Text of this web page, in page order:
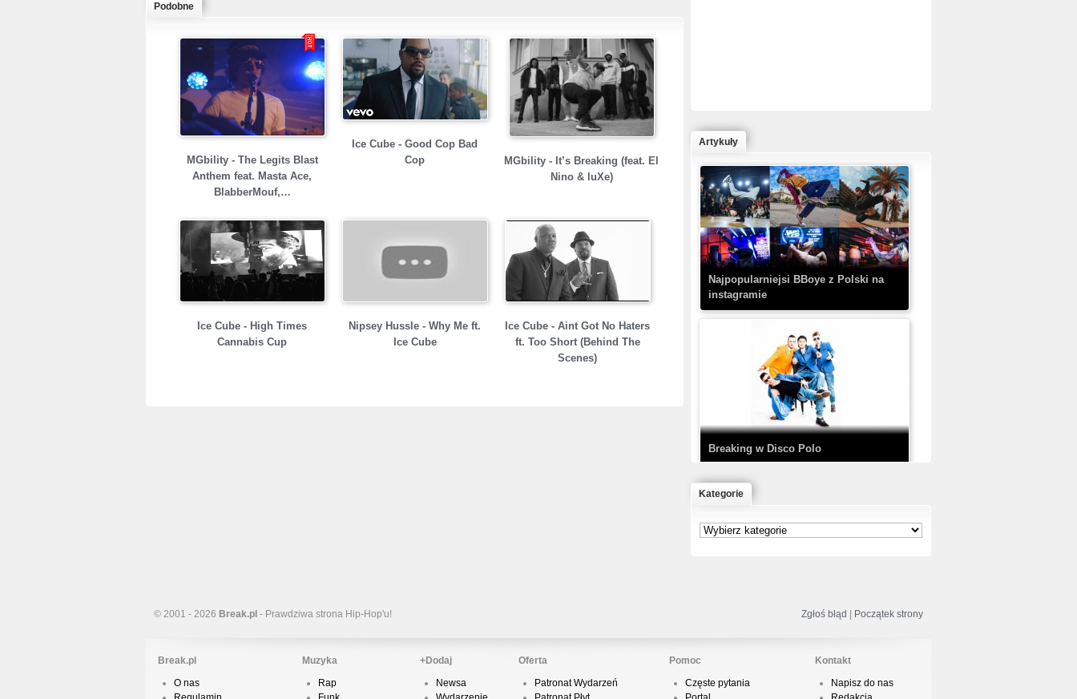
Podobne
MGbility - The Legits Blast
Anthem feat. Masta Ace,
BlabberMouf,…
Ice Cube - Good Cop Bad
Cop
MGbility - It’s Breaking (feat. El
Nino & luXe)
Ice Cube - High Times
Cannabis Cup
Nipsey Hussle - Why Me ft.
Ice Cube
Ice Cube - Aint Got No Haters
ft. Too Short (Behind The
Scenes)
Kaczorex w najnowszym klipie: HRYPA
– Kobieta z walizką
TEDE & SIR MICH - KICKDOWN /
DISCO NOIR
Prod. Chubeats, Scratch:…
KrisBo - Cienie
Artykuły
Najpopularniejsi BBoye z Polski na
instagramie
Breaking w Disco Polo
Kategorie
© 2001 - 2026 Break.pl - Prawdziwa strona Hip-Hop'u! Zgłoś błąd | Początek strony
Break.pl
O nas
Muzyka
Rap
+Dodaj
Newsa
Oferta
Patronat Wydarzeń
Pomoc
Częste pytania
Kontakt
Napisz do nas